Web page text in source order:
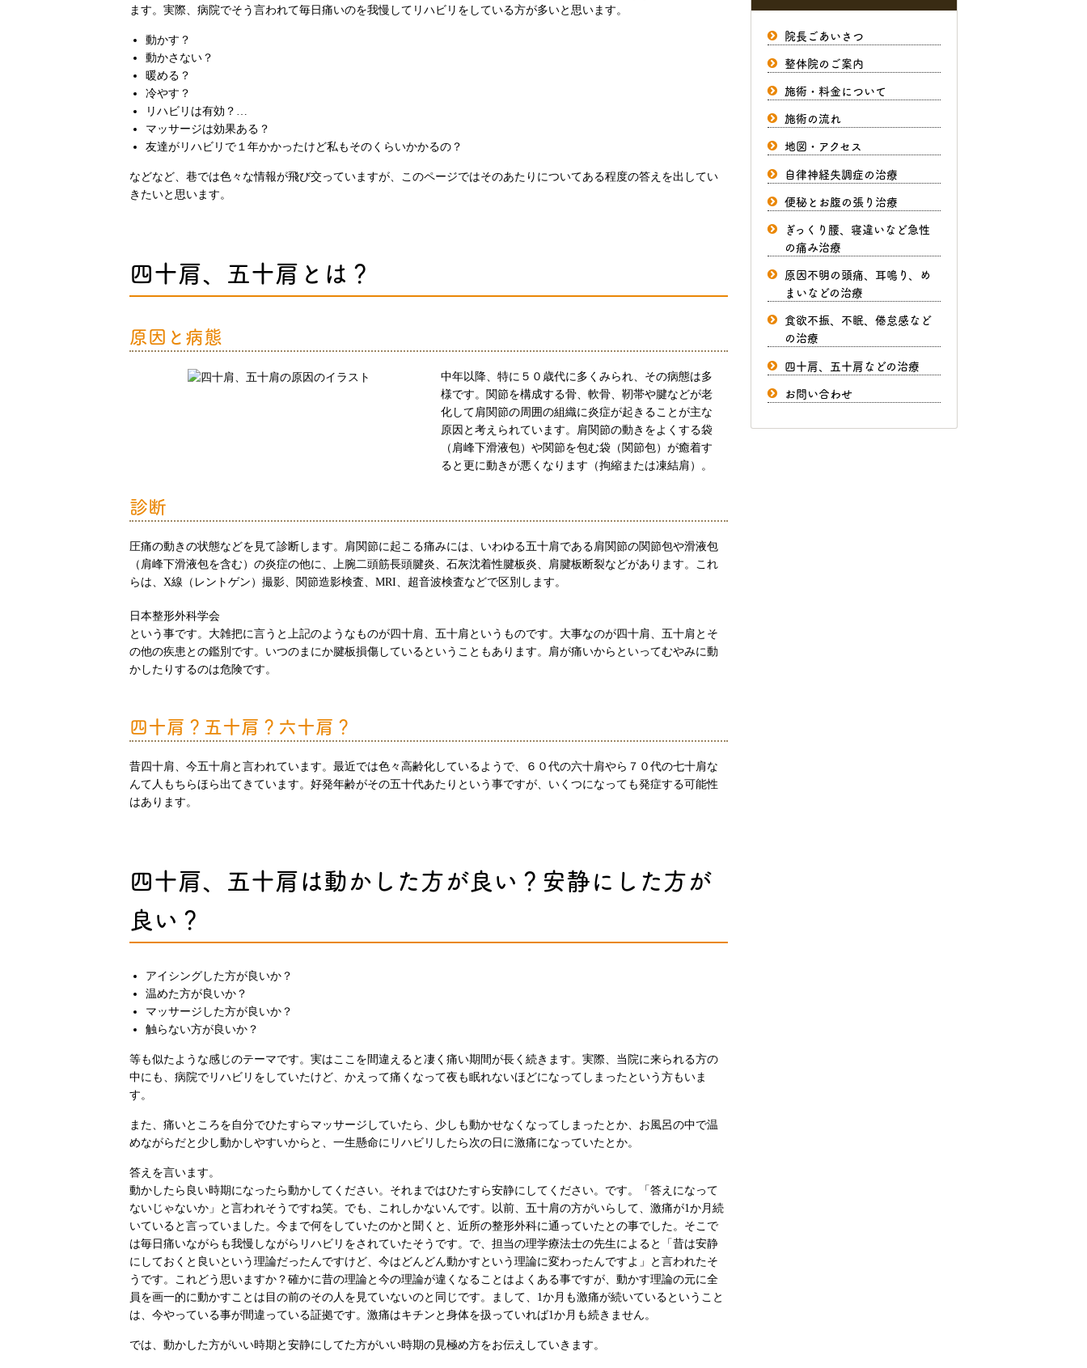
ます。実際、病院でそう言われて毎日痛いのを我慢してリハビリをしている方が多いと思います。
動かす？
動かさない？
暖める？
冷やす？
リハビリは有効？…
マッサージは効果ある？
友達がリハビリで１年かかったけど私もそのくらいかかるの？
などなど、巷では色々な情報が飛び交っていますが、このページではそのあたりについてある程度の答えを出してい
きたいと思います。
四十肩、五十肩とは？
原因と病態
中年以降、特に５０歳代に多くみられ、その病態は多
様です。関節を構成する骨、軟骨、靭帯や腱などが老
化して肩関節の周囲の組織に炎症が起きることが主な
原因と考えられています。肩関節の動きをよくする袋
（肩峰下滑液包）や関節を包む袋（関節包）が癒着す
ると更に動きが悪くなります（拘縮または凍結肩）。
診断
圧痛の動きの状態などを見て診断します。肩関節に起こる痛みには、いわゆる五十肩である肩関節の関節包や滑液包
（肩峰下滑液包を含む）の炎症の他に、上腕二頭筋長頭腱炎、石灰沈着性腱板炎、肩腱板断裂などがあります。これ
らは、X線（レントゲン）撮影、関節造影検査、MRI、超音波検査などで区別します。
日本整形外科学会
という事です。大雑把に言うと上記のようなものが四十肩、五十肩というものです。大事なのが四十肩、五十肩とそ
の他の疾患との鑑別です。いつのまにか腱板損傷しているということもあります。肩が痛いからといってむやみに動
かしたりするのは危険です。
四十肩？五十肩？六十肩？
昔四十肩、今五十肩と言われています。最近では色々高齢化しているようで、６０代の六十肩やら７０代の七十肩な
んて人もちらほら出てきています。好発年齢がその五十代あたりという事ですが、いくつになっても発症する可能性
はあります。
四十肩、五十肩は動かした方が良い？安静にした方が
良い？
アイシングした方が良いか？
温めた方が良いか？
マッサージした方が良いか？
触らない方が良いか？
等も似たような感じのテーマです。実はここを間違えると凄く痛い期間が長く続きます。実際、当院に来られる方の
中にも、病院でリハビリをしていたけど、かえって痛くなって夜も眠れないほどになってしまったという方もいま
す。
また、痛いところを自分でひたすらマッサージしていたら、少しも動かせなくなってしまったとか、お風呂の中で温
めながらだと少し動かしやすいからと、一生懸命にリハビリしたら次の日に激痛になっていたとか。
答えを言います。
動かしたら良い時期になったら動かしてください。それまではひたすら安静にしてください。です。「答えになって
ないじゃないか」と言われそうですね笑。でも、これしかないんです。以前、五十肩の方がいらして、激痛が1か月続
いていると言っていました。今まで何をしていたのかと聞くと、近所の整形外科に通っていたとの事でした。そこで
は毎日痛いながらも我慢しながらリハビリをされていたそうです。で、担当の理学療法士の先生によると「昔は安静
にしておくと良いという理論だったんですけど、今はどんどん動かすという理論に変わったんですよ」と言われたそ
うです。これどう思いますか？確かに昔の理論と今の理論が違くなることはよくある事ですが、動かす理論の元に全
員を画一的に動かすことは目の前のその人を見ていないのと同じです。まして、1か月も激痛が続いているということ
は、今やっている事が間違っている証拠です。激痛はキチンと身体を扱っていれば1か月も続きません。
では、動かした方がいい時期と安静にしてた方がいい時期の見極め方をお伝えしていきます。
院長ごあいさつ
整体院のご案内
施術・料金について
施術の流れ
地図・アクセス
自律神経失調症の治療
便秘とお腹の張り治療
ぎっくり腰、寝違いなど急性
の痛み治療
原因不明の頭痛、耳鳴り、め
まいなどの治療
食欲不振、不眠、倦怠感など
の治療
四十肩、五十肩などの治療
お問い合わせ